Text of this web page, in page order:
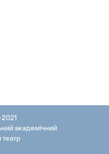
академічний